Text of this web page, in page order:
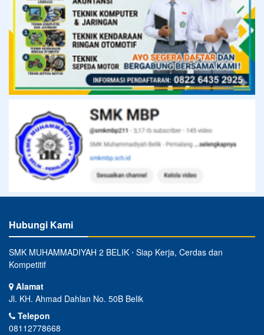
Hubungi Kami
SMK MUHAMMADIYAH 2 BELIK ⋅ Siap Kerja, Cerdas dan
Kompetitif
Alamat
Jl. KH. Ahmad Dahlan No. 50B Belik
Telepon
08112778668